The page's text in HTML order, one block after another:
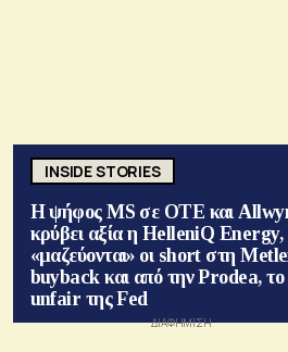
INSIDE STORIES
Η ψήφος MS σε ΟΤΕ και
κρύβει αξία η HelleniQ Energy,
«μαζεύονται» οι short στη
buyback και από την Prodea, το
unfair της Fed